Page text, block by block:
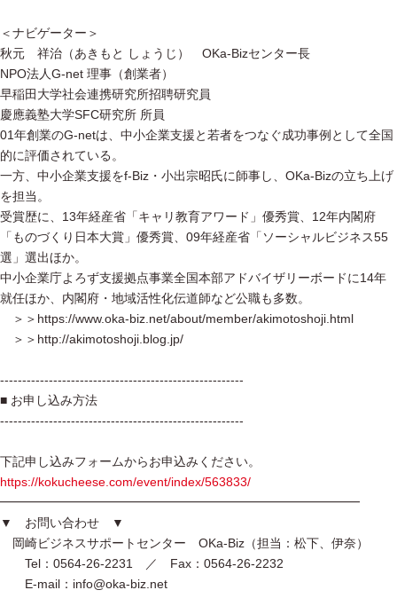
＜ナビゲーター＞
秋元 祥治（あきもと しょうじ） OKa-Bizセンター長
NPO法人G-net 理事（創業者）
早稲田大学社会連携研究所招聘研究員
慶應義塾大学SFC研究所 所員
01年創業のG-netは、中小企業支援と若者をつなぐ成功事例として全国
的に評価されている。
一方、中小企業支援をf-Biz・小出宗昭氏に師事し、OKa-Bizの立ち上げ
を担当。
受賞歴に、13年経産省「キャリ教育アワード」優秀賞、12年内閣府
「ものづくり日本大賞」優秀賞、09年経産省「ソーシャルビジネス55
選」選出ほか。
中小企業庁よろず支援拠点事業全国本部アドバイザリーボードに14年
就任ほか、内閣府・地域活性化伝道師など公職も多数。
＞＞https://www.oka-biz.net/about/member/akimotoshoji.html
＞＞http://akimotoshoji.blog.jp/
-------------------------------------------------------
■ お申し込み方法
-------------------------------------------------------
下記申し込みフォームからお申込みください。
https://kokucheese.com/event/index/563833/
━━━━━━━━━━━━━━━━━━━━━━━━━━━━━
▼ お問い合わせ ▼
岡崎ビジネスサポートセンター OKa-Biz（担当：松下、伊奈）
Tel：0564-26-2231 ／ Fax：0564-26-2232
E-mail：info@oka-biz.net